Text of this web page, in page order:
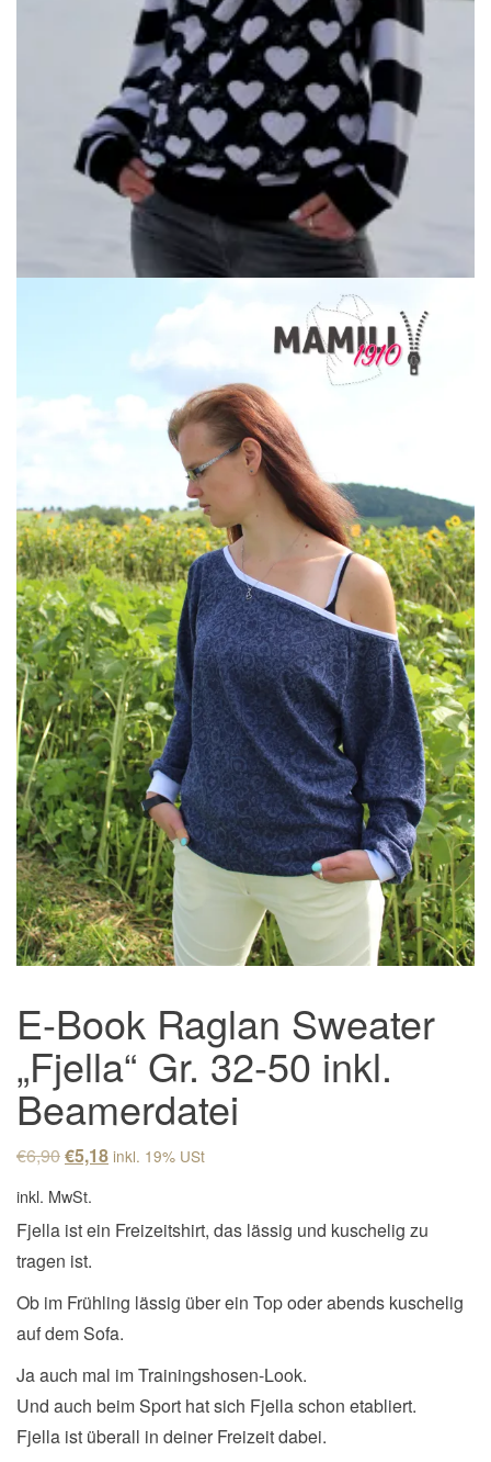
E-Book Raglan Sweater
„Fjella“ Gr. 32-50 inkl.
Beamerdatei
€6,90Ursprünglicher Preis war: €6,90
€5,18Aktueller Preis ist: €5,18.
inkl. 19% USt
inkl. MwSt.
Fjella ist ein Freizeitshirt, das lässig und kuschelig zu
tragen ist.
Ob im Frühling lässig über ein Top oder abends kuschelig
auf dem Sofa.
Ja auch mal im Trainingshosen-Look.
Und auch beim Sport hat sich Fjella schon etabliert.
Fjella ist überall in deiner Freizeit dabei.